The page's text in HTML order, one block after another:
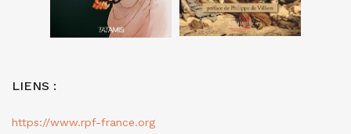
LIENS :
https://www.rpf-france.org